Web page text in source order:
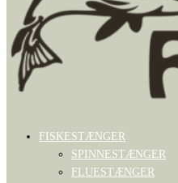
FISKESTÆNGER
SPINNESTÆNGER
FLUESTÆNGER